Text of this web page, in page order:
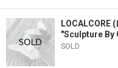
LOCALCORE
"Sculpture By
SOLD